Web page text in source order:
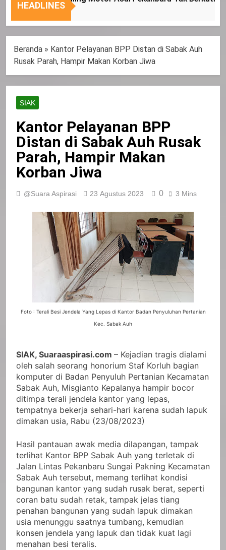
Nasional
Tepat
HEADLINES
Beranda » Kantor Pelayanan BPP Distan di Sabak Auh
Rusak Parah, Hampir Makan Korban Jiwa
SIAK
Kantor Pelayanan BPP
Distan di Sabak Auh Rusak
Parah, Hampir Makan
Korban Jiwa
@Suara Aspirasi 23 Agustus 2023 0 3 Mins
Foto : Terali Besi Jendela Yang Lepas di Kantor Badan Penyuluhan Pertanian
Kec. Sabak Auh
SIAK, Suaraaspirasi.com – Kejadian tragis dialami
oleh salah seorang honorium Staf Korluh bagian
komputer di Badan Penyuluh Pertanian Kecamatan
Sabak Auh, Misgianto Kepalanya hampir bocor
ditimpa terali jendela kantor yang lepas,
tempatnya bekerja sehari-hari karena sudah lapuk
dimakan usia, Rabu (23/08/2023)
Hasil pantauan awak media dilapangan, tampak
terlihat Kantor BPP Sabak Auh yang terletak di
Jalan Lintas Pekanbaru Sungai Pakning Kecamatan
Sabak Auh tersebut, memang terlihat kondisi
bangunan kantor yang sudah rusak berat, seperti
coran batu sudah retak, tampak jelas tiang
penahan bangunan yang sudah lapuk dimakan
usia menunggu saatnya tumbang, kemudian
konsen jendela yang lapuk dan tidak kuat lagi
menahan besi teralis.